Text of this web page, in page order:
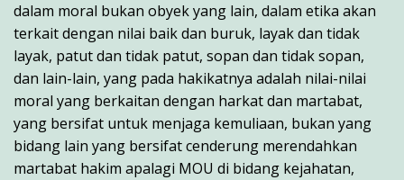
dalam moral bukan obyek yang lain, dalam etika akan
terkait dengan nilai baik dan buruk, layak dan tidak
layak, patut dan tidak patut, sopan dan tidak sopan,
dan lain-lain, yang pada hakikatnya adalah nilai-nilai
moral yang berkaitan dengan harkat dan martabat,
yang bersifat untuk menjaga kemuliaan, bukan yang
bidang lain yang bersifat cenderung merendahkan
martabat hakim apalagi MOU di bidang kejahatan,